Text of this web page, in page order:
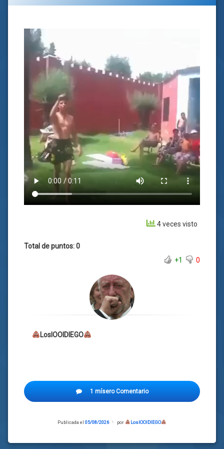
4 veces visto
Total de puntos: 0
+1
0
LosIOOIDIEGO
1 mísero Comentario
Publicada el05/08/2026 por LosIOOIDIEGO